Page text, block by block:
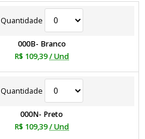
Quantidade
000B- Branco
R$ 109,39/ Und
Quantidade
000N- Preto
R$ 109,39/ Und